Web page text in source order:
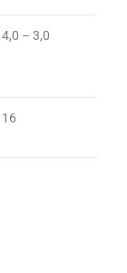
4,0 – 3,0
16